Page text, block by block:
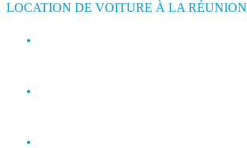
LOCATION DE VOITURE À LA RÉUNION
0693 39 80 30
0693 55 86 94